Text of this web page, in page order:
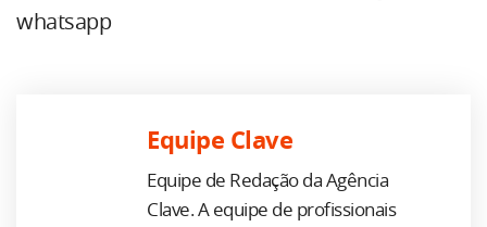
whatsapp
Equipe Clave
Equipe de Redação da Agência
Clave. A equipe de profissionais